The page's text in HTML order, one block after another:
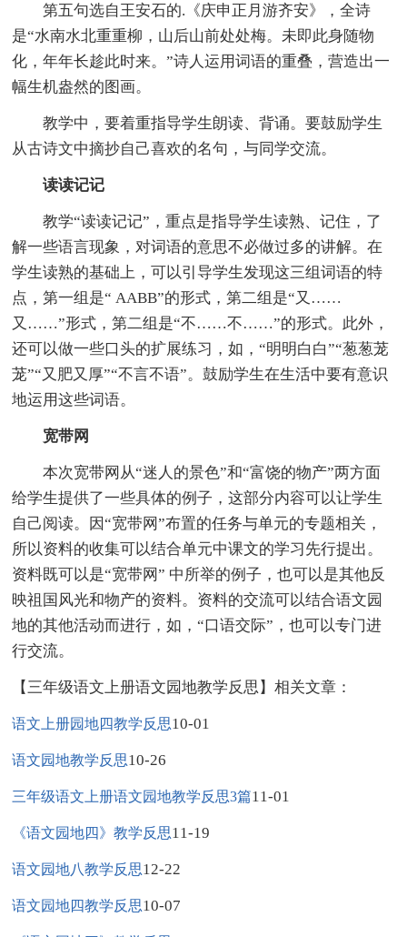
第五句选自王安石的.《庆申正月游齐安》，全诗
是“水南水北重重柳，山后山前处处梅。未即此身随物
化，年年长趁此时来。”诗人运用词语的重叠，营造出一
幅生机盎然的图画。
教学中，要着重指导学生朗读、背诵。要鼓励学生
从古诗文中摘抄自己喜欢的名句，与同学交流。
读读记记
教学“读读记记”，重点是指导学生读熟、记住，了
解一些语言现象，对词语的意思不必做过多的讲解。在
学生读熟的基础上，可以引导学生发现这三组词语的特
点，第一组是“ AABB”的形式，第二组是“又……
又……”形式，第二组是“不……不……”的形式。此外，
还可以做一些口头的扩展练习，如，“明明白白”“葱葱茏
茏”“又肥又厚”“不言不语”。鼓励学生在生活中要有意识
地运用这些词语。
宽带网
本次宽带网从“迷人的景色”和“富饶的物产”两方面
给学生提供了一些具体的例子，这部分内容可以让学生
自己阅读。因“宽带网”布置的任务与单元的专题相关，
所以资料的收集可以结合单元中课文的学习先行提出。
资料既可以是“宽带网” 中所举的例子，也可以是其他反
映祖国风光和物产的资料。资料的交流可以结合语文园
地的其他活动而进行，如，“口语交际”，也可以专门进
行交流。
【三年级语文上册语文园地教学反思】相关文章：
语文上册园地四教学反思10-01
语文园地教学反思10-26
三年级语文上册语文园地教学反思3篇11-01
《语文园地四》教学反思11-19
语文园地八教学反思12-22
语文园地四教学反思10-07